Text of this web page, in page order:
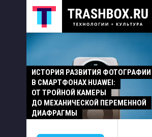
ИСТОРИЯ РАЗВИТИЯ ФОТОГРАФИИ
В СМАРТФОНАХ HUAWEI:
ОТ ТРОЙНОЙ КАМЕРЫ
ДО МЕХАНИЧЕСКОЙ ПЕРЕМЕННОЙ
ДИАФРАГМЫ